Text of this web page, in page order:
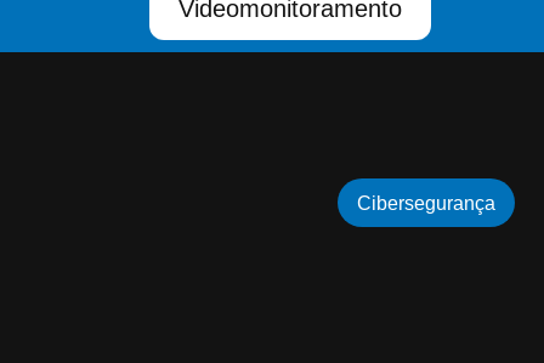
Videomonitoramento
Cibersegurança